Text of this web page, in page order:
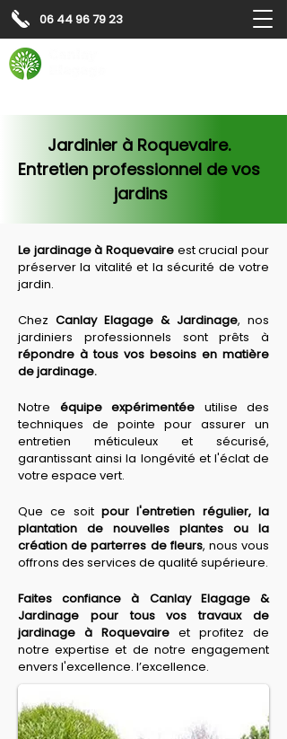
06 44 96 79 23
Jardinier à Roquevaire.
Entretien professionnel de vos
jardins
Le jardinage à Roquevaire est crucial pour
préserver la vitalité et la sécurité de votre
jardin.
Chez Canlay Elagage & Jardinage, nos
répondre à tous vos besoins en matière
de jardinage.
Notre équipe expérimentée utilise des
techniques de pointe pour assurer un
entretien méticuleux et sécurisé,
garantissant ainsi la longévité et l'éclat de
votre espace vert.
Que ce soit pour l'entretien régulier, la
plantation de nouvelles plantes ou la
création de parterres de fleurs, nous vous
offrons des services de qualité supérieure.
Faites confiance à Canlay Elagage &
Jardinage pour tous vos travaux de
jardinage à Roquevaire et profitez de
notre expertise et de notre engagement
envers l'excellence. l’excellence.